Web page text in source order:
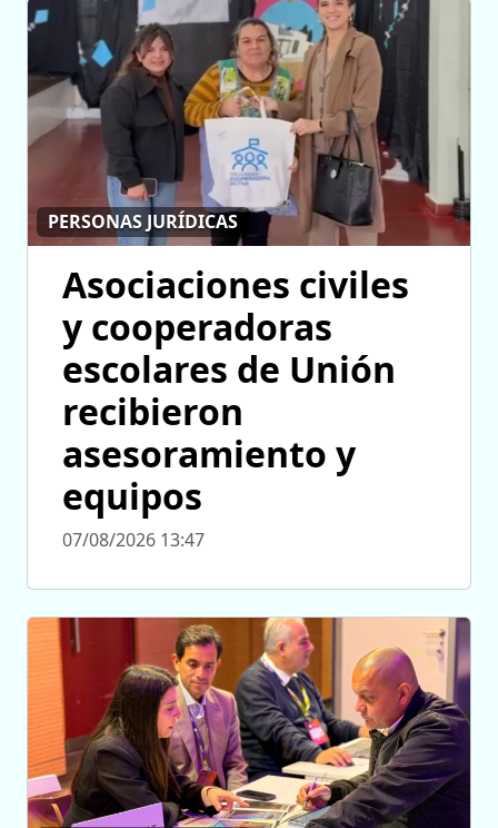
PERSONAS JURÍDICAS
Asociaciones civiles
y cooperadoras
escolares de Unión
recibieron
asesoramiento y
equipos
07/08/2026 13:47